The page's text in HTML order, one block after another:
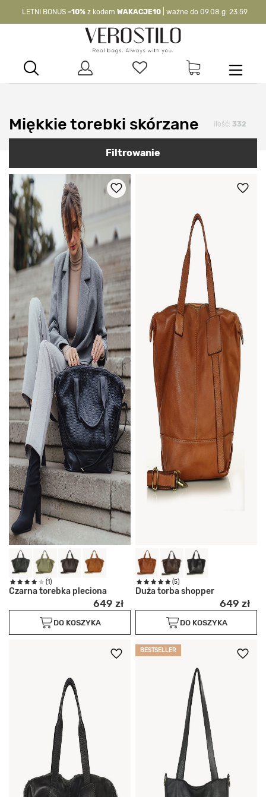
-10% kod:WAKACJE10| nie dotyczy produktów z flagą OKAZJA >
Miękkie torebki skórzane ilość: 332
Filtrowanie
(1)
Czarna torebka pleciona
649 zł
DO KOSZYKA
(5)
Duża torba shopper
649 zł
DO KOSZYKA
BESTSELLER